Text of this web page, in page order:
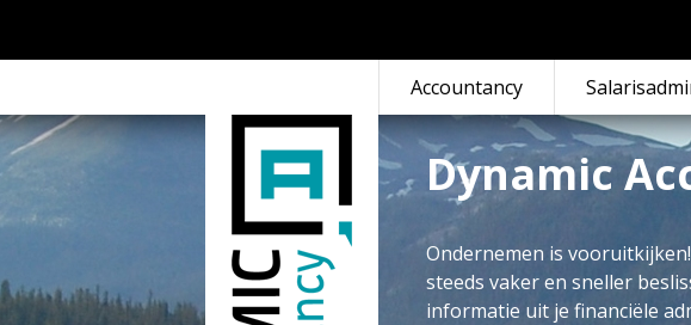
Accountancy
Dynamic
Ondernemen is
steeds vaker en sneller
informatie uit je financiële